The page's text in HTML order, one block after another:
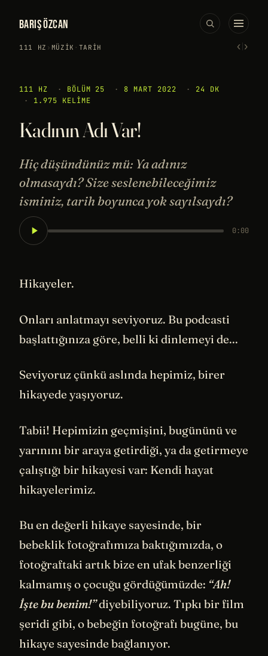
BARIŞ ÖZCAN
111 HZ › MÜZIK · TARIH ‹›
111 HZ · BÖLÜM 25 · 8 MART 2022 ·
24 DK
·
1.975 KELIME
Kadının Adı Var!
Hiç düşündünüz mü: Ya adınız
olmasaydı? Size seslenebileceğimiz
isminiz, tarih boyunca yok sayılsaydı?
0:00
Hikayeler.
Onları anlatmayı seviyoruz. Bu podcasti
başlattığınıza göre, belli ki dinlemeyi de...
Seviyoruz çünkü aslında hepimiz, birer
hikayede yaşıyoruz.
Tabii! Hepimizin geçmişini, bugününü ve
yarınını bir araya getirdiği, ya da getirmeye
çalıştığı bir hikayesi var: Kendi hayat
hikayelerimiz.
Bu en değerli hikaye sayesinde, bir
bebeklik fotoğrafımıza baktığımızda, o
fotoğraftaki artık bize en ufak benzerliği
kalmamış o çocuğu gördüğümüzde: “Ah!
İşte bu benim!”diyebiliyoruz. Tıpkı bir film
şeridi gibi, o bebeğin fotoğrafı bugüne, bu
hikaye sayesinde bağlanıyor.